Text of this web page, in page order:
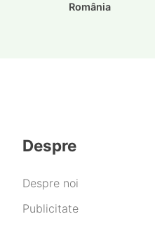
România
Despre
Despre noi
Publicitate